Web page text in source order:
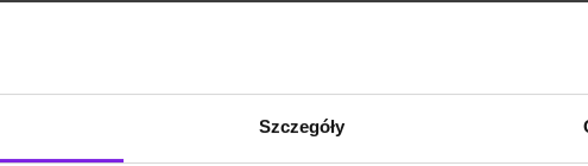
Szczegóły